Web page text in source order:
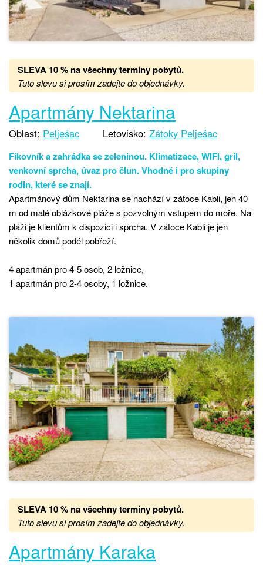
SLEVA 10 % na všechny termíny pobytů.
Tuto slevu si prosím zadejte do objednávky.
Apartmány Nektarina
Oblast: Pelješac Letovisko: Zátoky Pelješac
Fíkovník a zahrádka se zeleninou. Klimatizace, WIFI, gril,
venkovní sprcha, úvaz pro člun. Vhodné i pro skupiny
rodin, které se znají.
Apartmánový dům Nektarina se nachází v zátoce Kabli, jen 40
m od malé oblázkové pláže s pozvolným vstupem do moře. Na
pláži je klientům k dispozici i sprcha. V zátoce Kabli je jen
několik domů podél pobřeží.
4 apartmán pro 4-5 osob, 2 ložnice,
1 apartmán pro 2-4 osoby, 1 ložnice.
SLEVA 10 % na všechny termíny pobytů.
Tuto slevu si prosím zadejte do objednávky.
Apartmány Karaka